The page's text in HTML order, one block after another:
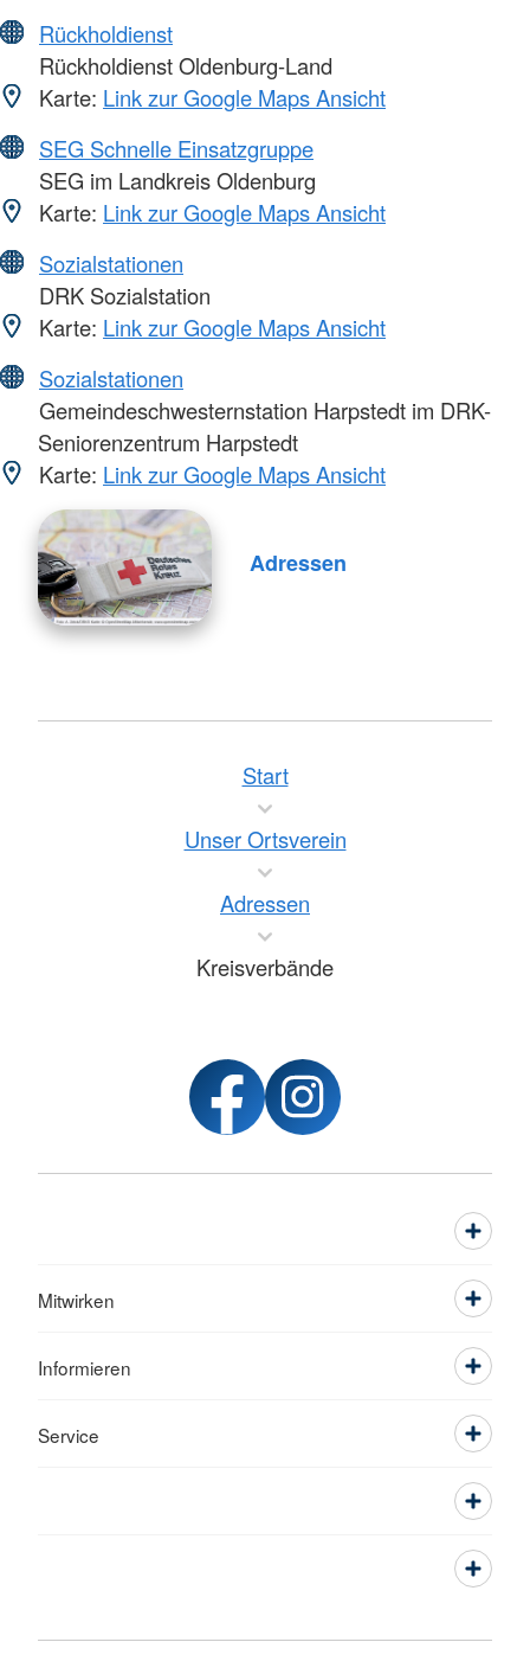
Rückholdienst
Rückholdienst Oldenburg-Land
Karte: Link zur Google Maps Ansicht
SEG Schnelle Einsatzgruppe
SEG im Landkreis Oldenburg
Karte: Link zur Google Maps Ansicht
Sozialstationen
DRK Sozialstation
Karte: Link zur Google Maps Ansicht
Sozialstationen
Gemeindeschwesternstation Harpstedt im DRK-
Seniorenzentrum Harpstedt
Karte: Link zur Google Maps Ansicht
Adressen
Start
Unser Ortsverein
Adressen
Kreisverbände
Mitwirken
Informieren
Service